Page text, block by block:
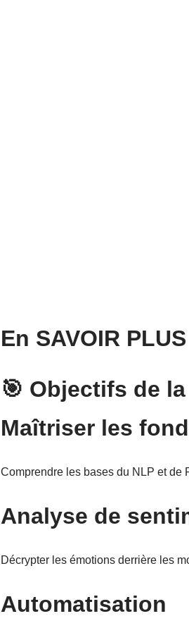
En SAVOIR PLUS
🎯 Objectifs de
Maîtriser les
Comprendre les bases du NLP et de
Analyse de
Décrypter les émotions derrière les
Automatisation